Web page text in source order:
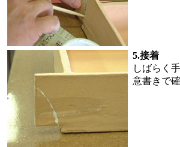
5.接着
しばらく
意書きで